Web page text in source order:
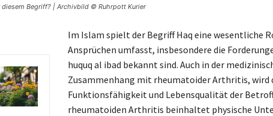
diesem Begriff? | Archivbild © Ruhrpott Kurier
Im Islam spielt der Begriff Haq eine wesentliche
Ansprüchen umfasst, insbesondere die
huquq al ibad bekannt sind. Auch in der
Zusammenhang mit rheumatoider Arthritis, wird
Funktionsfähigkeit und Lebensqualität der
rheumatoiden Arthritis beinhaltet physische